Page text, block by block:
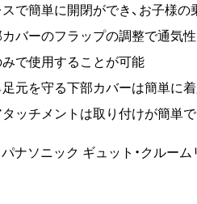
スで簡単に開閉ができ、お子様
カバーのフラップの調整で通気
みで使用することが可能
足元を守る下部カバーは簡単に
タッチメントは取り付けが簡単
パナソニック ギュット・クルー